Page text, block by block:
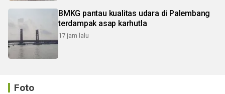
BMKG pantau kualitas udara di Palembang
terdampak asap karhutla
17 jam lalu
Foto